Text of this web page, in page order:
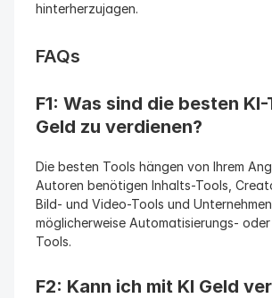
hinterherzujagen.
FAQs
F1: Was sind die besten
Geld zu verdienen?
Die besten Tools hängen von Ihrem
Autoren benötigen Inhalts-Tools,
Bild- und Video-Tools und
möglicherweise Automatisierungs-
Tools.
F2: Kann ich mit KI Geld